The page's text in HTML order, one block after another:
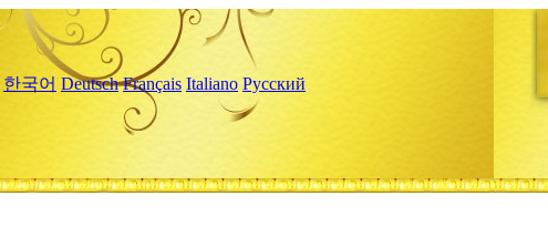
한국어 Deutsch Français Italiano Русский